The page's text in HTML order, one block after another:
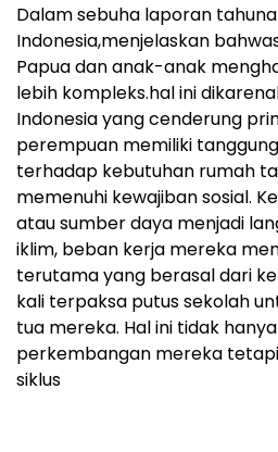
Dalam sebuha laporan
Indonesia,menjelaskan
Papua dan anak-anak
lebih kompleks.hal ini
Indonesia yang cenderung
perempuan memiliki
terhadap kebutuhan rumah
memenuhi kewajiban sosial.
atau sumber daya menjadi
iklim, beban kerja mereka
terutama yang berasal dari
kali terpaksa putus sekolah
tua mereka. Hal ini tidak
perkembangan mereka
siklus